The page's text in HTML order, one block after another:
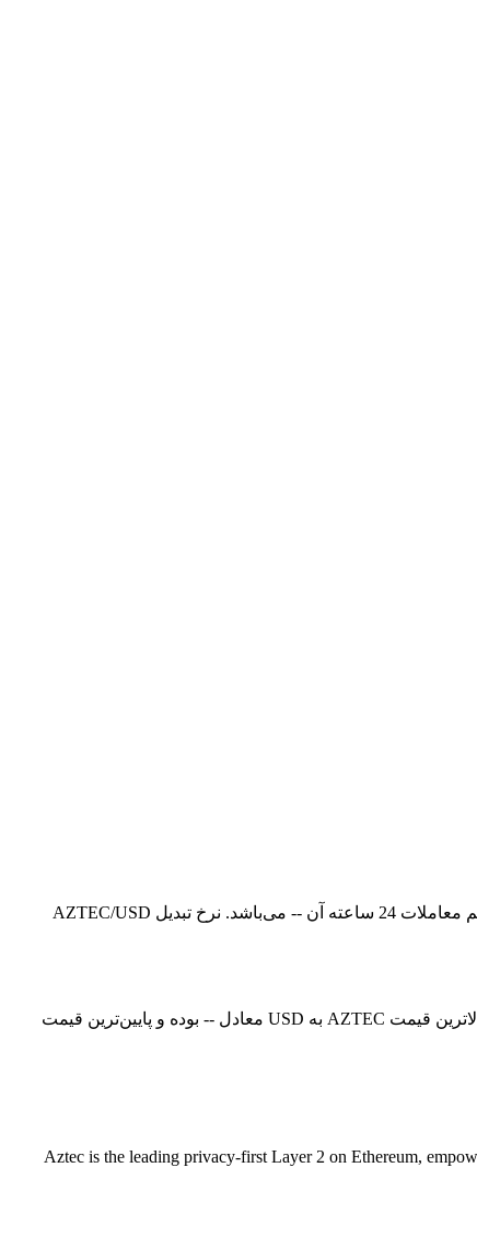
قیمت لحظه‌ای Aztec در حال حاضر -- است، با ارزش بازار فعلی معادل --. قیمت Aztec در 24 ساعت گذشته 0.00% افزایش یافته است و حجم معاملات 24 ساعته آن -- می‌باشد. نرخ تبدیل AZTEC/USD
در حال حاضر، قیمت Aztec (AZTEC) در معادل -- است. هم‌اکنون می‌توانید 1AZTEC را با قیمت USD خریداری کنید. در 24 ساعت گذشته، بالاترین قیمت AZTEC به USD معادل -- بوده و پایین‌ترین قیمت
Aztec is the leading privacy-first Layer 2 on Ethereum,